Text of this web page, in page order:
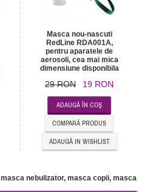
Masca nou-nascuti
RedLine RDA001A,
pentru aparatele de
aerosoli, cea mai mica
dimensiune disponibila
29 RON 19 RON
ADAUGĂ ÎN COŞ
COMPARĂ PRODUS
ADAUGĂ IN WISHLIST
masca nebulizator, masca copii, masca